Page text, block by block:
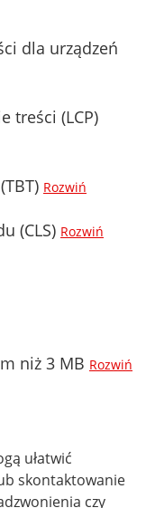
dla urządzeń
treści (LCP)
Rozwiń
(CLS) Rozwiń
niż 3 MB Rozwiń
ułatwić
skontaktowanie
czy